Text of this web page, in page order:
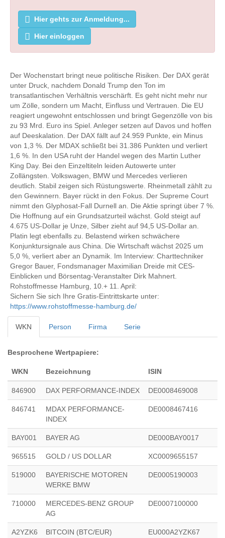
Hier gehts zur Anmeldung...
Hier einloggen
Der Wochenstart bringt neue politische Risiken. Der DAX gerät
unter Druck, nachdem Donald Trump den Ton im
transatlantischen Verhältnis verschärft. Es geht nicht mehr nur
um Zölle, sondern um Macht, Einfluss und Vertrauen. Die EU
reagiert ungewohnt entschlossen und bringt Gegenzölle von bis
zu 93 Mrd. Euro ins Spiel. Anleger setzen auf Davos und hoffen
auf Deeskalation. Der DAX fällt auf 24.959 Punkte, ein Minus
von 1,3 %. Der MDAX schließt bei 31.386 Punkten und verliert
1,6 %. In den USA ruht der Handel wegen des Martin Luther
King Day. Bei den Einzeltiteln leiden Autowerte unter
Zollängsten. Volkswagen, BMW und Mercedes verlieren
deutlich. Stabil zeigen sich Rüstungswerte. Rheinmetall zählt zu
den Gewinnern. Bayer rückt in den Fokus. Der Supreme Court
nimmt den Glyphosat-Fall Durnell an. Die Aktie springt über 7 %.
Die Hoffnung auf ein Grundsatzurteil wächst. Gold steigt auf
4.675 US-Dollar je Unze, Silber zieht auf 94,5 US-Dollar an.
Platin legt ebenfalls zu. Belastend wirken schwächere
Konjunktursignale aus China. Die Wirtschaft wächst 2025 um
5,0 %, verliert aber an Dynamik. Im Interview: Charttechniker
Gregor Bauer, Fondsmanager Maximilian Dreide mit CES-
Einblicken und Börsentag-Veranstalter Dirk Mahnert.
Rohstoffmesse Hamburg, 10.+ 11. April:
Sichern Sie sich Ihre Gratis-Eintrittskarte unter:
https://www.rohstoffmesse-hamburg.de/
WKN Person Firma Serie
Besprochene Wertpapiere:
WKN Bezeichnung ISIN
846900 DAX PERFORMANCE-INDEX DE0008469008
846741
MDAX PERFORMANCE-
INDEX
DE0008467416
BAY001 BAYER AG DE000BAY0017
965515 GOLD / US DOLLAR XC0009655157
519000
BAYERISCHE MOTOREN
WERKE BMW
DE0005190003
710000
MERCEDES-BENZ GROUP
AG
DE0007100000
A2YZK6 BITCOIN (BTC/EUR) EU000A2YZK67